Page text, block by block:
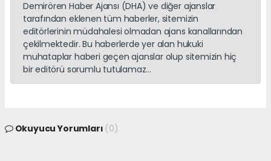
Demirören Haber Ajansı (DHA) ve diğer ajanslar
tarafından eklenen tüm haberler, sitemizin
editörlerinin müdahalesi olmadan ajans kanallarından
çekilmektedir. Bu haberlerde yer alan hukuki
muhataplar haberi geçen ajanslar olup sitemizin hiç
bir editörü sorumlu tutulamaz...
Okuyucu Yorumları (0)